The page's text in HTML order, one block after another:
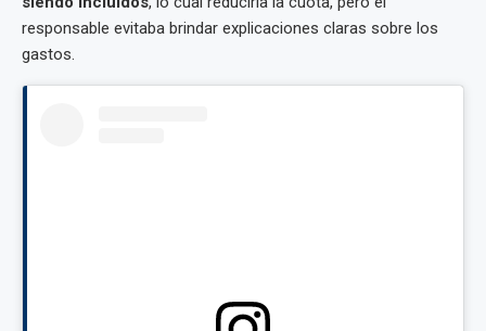
responsable evitaba brindar explicaciones claras sobre los
gastos.